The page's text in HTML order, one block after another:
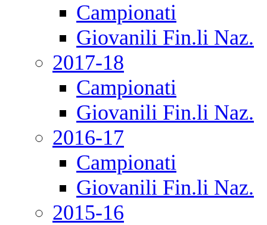
Campionati
Giovanili Fin.li Naz.
2017-18
Campionati
Giovanili Fin.li Naz.
2016-17
Campionati
Giovanili Fin.li Naz.
2015-16